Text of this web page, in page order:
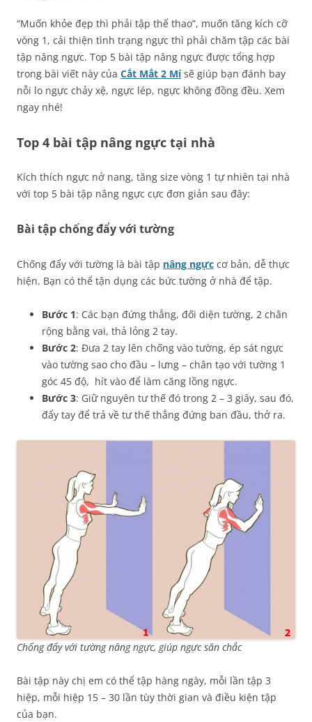
“Muốn khỏe đẹp thì phải tập thể thao”, muốn tăng kích cỡ
vòng 1, cải thiện tình trạng ngực thì phải chăm tập các bài
tập nâng ngực. Top 5 bài tập nâng ngực được tổng hợp
trong bài viết này của Cắt Mắt 2 Mísẽ giúp bạn đánh bay
nỗi lo ngực chảy xệ, ngực lép, ngực không đồng đều. Xem
ngay nhé!
Top 4 bài tập nâng ngực tại nhà
Kích thích ngực nở nang, tăng size vòng 1 tự nhiên tại nhà
với top 5 bài tập nâng ngực cực đơn giản sau đây:
Bài tập chống đẩy với tường
Chống đẩy với tường là bài tập nâng ngực cơ bản, dễ thực
hiện. Bạn có thể tận dụng các bức tường ở nhà để tập.
Bước 1: Các bạn đứng thẳng, đối diện tường, 2 chân
rộng bằng vai, thả lỏng 2 tay.
Bước 2: Đưa 2 tay lên chống vào tường, ép sát ngực
vào tường sao cho đầu – lưng – chân tạo với tường 1
góc 45 độ, hít vào để làm căng lồng ngực.
Bước 3: Giữ nguyên tư thế đó trong 2 – 3 giây, sau đó,
đẩy tay để trả về tư thế thẳng đứng ban đầu, thở ra.
Chống đẩy với tường nâng ngực, giúp ngực săn chắc
Bài tập này chị em có thể tập hàng ngày, mỗi lần tập 3
hiệp, mỗi hiệp 15 – 30 lần tùy thời gian và điều kiện tập
của bạn.